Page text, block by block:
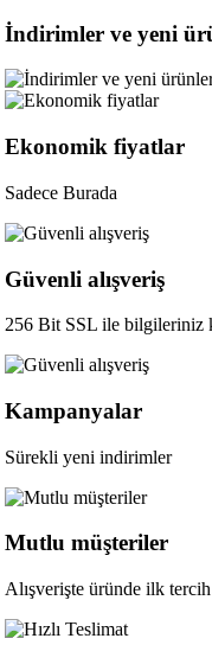
İndirimler ve yeni
Ekonomik fiyatlar
Sadece Burada
Güvenli alışveriş
256 Bit SSL ile bilgileriniz
Kampanyalar
Sürekli yeni indirimler
Mutlu müşteriler
Alışverişte üründe ilk tercih